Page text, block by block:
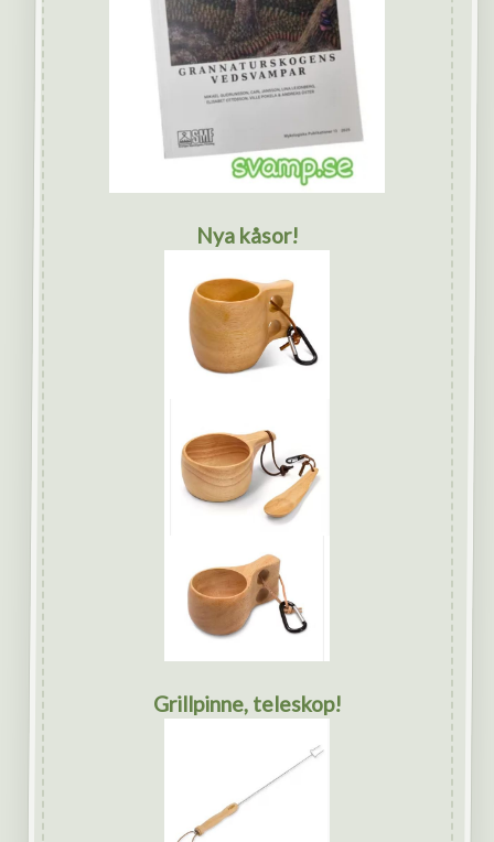
Nya kåsor!
Grillpinne, teleskop!